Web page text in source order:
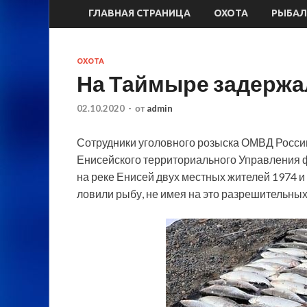
ГЛАВНАЯ СТРАНИЦА ОХОТА
ОХОТА
На Таймыре
02.10.2020 - от admin
Сотрудники уголовного розыска ОМВД
Енисейского территориального
на реке Енисей двух местных жителей 1974
ловили рыбу, не имея на это